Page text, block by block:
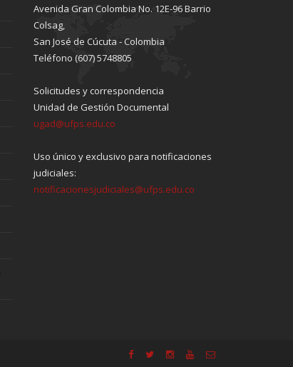
Avenida Gran Colombia No. 12E-96 Barrio
Colsag,
San José de Cúcuta - Colombia
Teléfono (607) 5748805
Solicitudes y correspondencia
Unidad de Gestión Documental
ugad@ufps.edu.co
Uso único y exclusivo para notificaciones
judiciales:
notificacionesjudiciales@ufps.edu.co